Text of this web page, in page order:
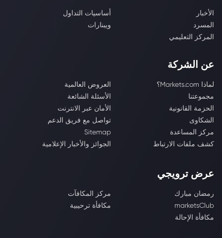
الأخبار
أساسيات التداول
المسرد
ويبنارات
المركز التعليمي
عن الشركة
لماذا Markets.com؟
العروض العالمية
مجموعتنا
الأسئلة الشائعة
الحزمة القانونية
الأمان عبر الانترنت
الشكاوى
تواصل مع فريق الدعم
مركز المساعدة
Sitemap
كشف ملفات الارتباط
الجوائز والأخبار الإعلامية
عرض ترويجي
رمضان مبارك
مركز المكافآت
marketsClub
مكافأة ترحيبية
مكافأة الإحالة